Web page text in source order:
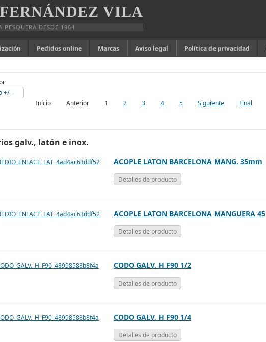
VILA
DESDE 1964
Pedidos online Marcas Aviso legal Política de privacidad
+/-
Inicio Anterior 1 2 3 4 5 Siguiente
Final
galv., latón e inox.
ACOPLE LATON BARCELONA MANG. 35mm
Detalles de producto
ACOPLE LATON BARCELONA MANGUERA 45
Detalles de producto
CODO GALV. H F90 1/2
Detalles de producto
CODO GALV. H F90 1/4
Detalles de producto
flexibles